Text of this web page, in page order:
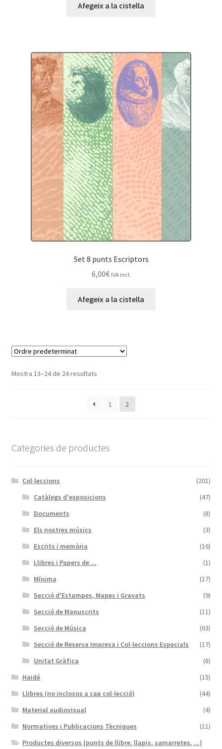
Afegeix a la cistella
Set 8 punts Escriptors
6,00€ IVA incl.
Afegeix a la cistella
Mostra 13–24 de 24 resultats
1 2
Categories de productes
Col·leccions
(201)
Catàlegs d'exposicions
(47)
Documents
(8)
Els nostres músics
(3)
Escrits i memòria
(16)
Llibres i Papers de ...
(1)
Mínima
(17)
Secció d'Estampes, Mapes i Gravats
(9)
Secció de Manuscrits
(11)
Secció de Música
(63)
Secció de Reserva Impresa i Col·leccions Especials
(17)
Unitat Gràfica
(8)
Haidé
(15)
Llibres (no inclosos a cap col·lecció)
(44)
Material audiovisual
(4)
Normatives i Publicacions Tècniques
(11)
Productes diversos (punts de llibre, llapis, samarretes, ...)